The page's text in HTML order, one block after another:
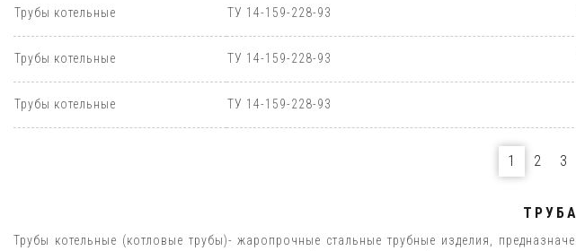
Трубы котельные ТУ 14-159-228-93
Трубы котельные ТУ 14-159-228-93
Трубы котельные ТУ 14-159-228-93
1 2 3
Трубы котельные (котловые трубы)- жаропрочные стальные трубные изделия,